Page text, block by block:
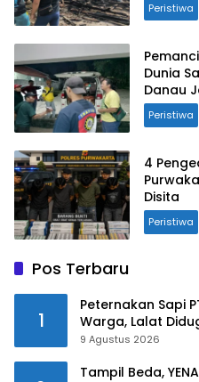
Peristiwa
Dunia
Danau
Peristiwa
4
Disita
Peristiwa
Pos Terbaru
1
Peternakan Sapi
Warga, Lalat
9 Agustus 2026
Tampil Beda,